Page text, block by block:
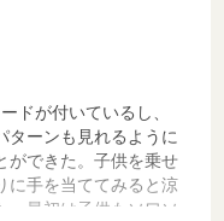
ドが付いているし、
ターンも見れるように
ができた。子供を乗せ
に手を当ててみると涼
。最初は子供もソワソ